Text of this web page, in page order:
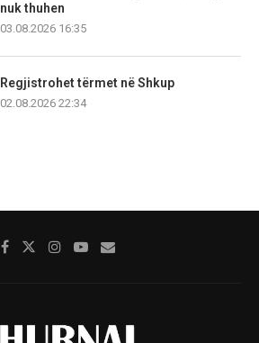
nuk thuhen
03.08.2026 16:35
Regjistrohet tërmet në Shkup
02.08.2026 22:34